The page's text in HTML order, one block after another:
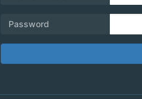
Password